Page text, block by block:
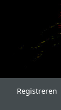
Registreren